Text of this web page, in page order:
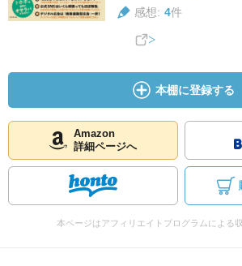
感想: 4件
本棚に登録する
Amazon
詳細ページへ
本ページはアフィリエイトプログラムによる